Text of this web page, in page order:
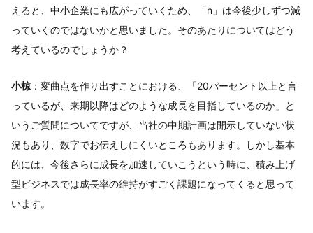
えると、中小企業にも広がっていくため、「n」は今後少しずつ減
っていくのではないかと思いました。そのあたりについてはどう
考えているのでしょうか？
小椋 ：変曲点を作り出すことにおける、「20パーセント以上と言
っているが、来期以降はどのような成長を目指しているのか」と
いうご質問についてですが、当社の中期計画は開示していない状
況もあり、数字でお伝えしにくいところもあります。しかし基本
的には、今後さらに成長を加速していこうという時に、積み上げ
型ビジネスでは成長率の維持がすごく課題になってくると思って
います。